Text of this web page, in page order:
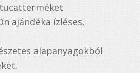
ajándéka ízléses,
alapanyagokból